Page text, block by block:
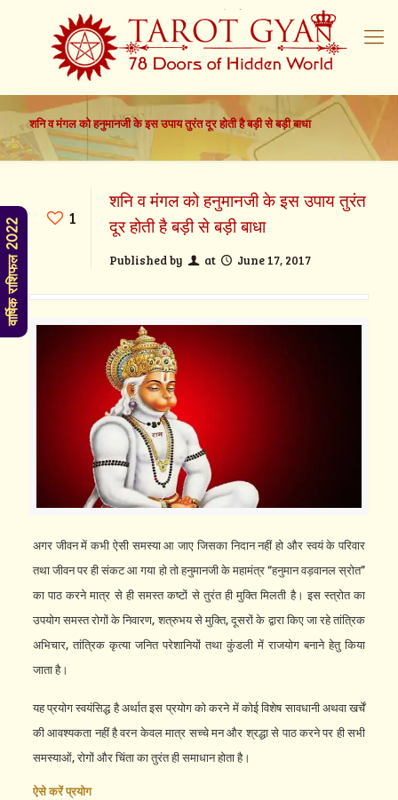
शनि व मंगल को हनुमानजी के इस उपाय तुरंत दूर होती है बड़ी से बड़ी बाधा
1
शनि व मंगल को हनुमानजी के इस उपाय तुरंत
दूर होती है बड़ी से बड़ी बाधा
Published by at June 17, 2017
अगर जीवन में कभी ऐसी समस्या आ जाए जिसका निदान नहीं हो और स्वयं के परिवार
तथा जीवन पर ही संकट आ गया हो तो हनुमानजी के महामंत्र “हनुमान वड़वानल स्रोत”
का पाठ करने मात्र से ही समस्त कष्टों से तुरंत ही मुक्ति मिलती है। इस स्त्रोत का
उपयोग समस्त रोगों के निवारण, शत्रुभय से मुक्ति, दूसरों के द्वारा किए जा रहे तांत्रिक
अभिचार, तांत्रिक कृत्या जनित परेशानियों तथा कुंडली में राजयोग बनाने हेतु किया
जाता है।
यह प्रयोग स्वयंसिद्ध है अर्थात इस प्रयोग को करने में कोई विशेष सावधानी अथवा खर्चें
की आवश्यकता नहीं है वरन केवल मात्र सच्चे मन और श्रद्धा से पाठ करने पर ही सभी
समस्याओं, रोगों और चिंता का तुरंत ही समाधान होता है।
ऐसेकरेंप्रयोग
वार्षिक राशिफल 2022